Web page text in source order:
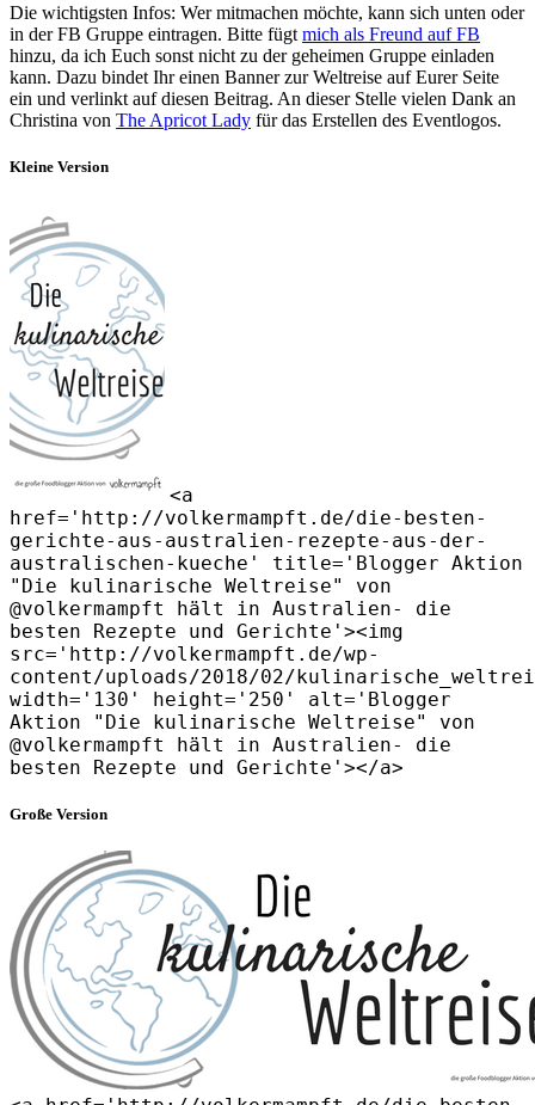
Die wichtigsten Infos: Wer mitmachen möchte, kann sich unten oder
in der FB Gruppe eintragen. Bitte fügt mich als Freund auf FB
hinzu, da ich Euch sonst nicht zu der geheimen Gruppe einladen
kann. Dazu bindet Ihr einen Banner zur Weltreise auf Eurer Seite
ein und verlinkt auf diesen Beitrag. An dieser Stelle vielen Dank an
Christina von The Apricot Lady für das Erstellen des Eventlogos.
Kleine Version
<a
href='http://volkermampft.de/die-besten-
gerichte-aus-australien-rezepte-aus-der-
australischen-kueche' title='Blogger Aktion
"Die kulinarische Weltreise" von
@volkermampft hält in Australien- die
besten Rezepte und Gerichte'><img
src='http://volkermampft.de/wp-
content/uploads/2018/02/
width='130' height='250' alt='Blogger
Aktion "Die kulinarische Weltreise" von
@volkermampft hält in Australien- die
besten Rezepte und Gerichte'></a>
Große Version